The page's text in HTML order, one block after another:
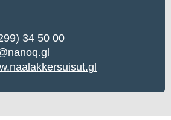
34 50 00